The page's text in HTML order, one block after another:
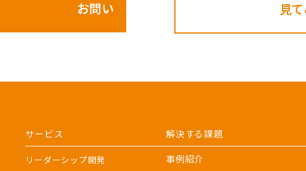
お問い合わせ
サービス
リーダーシップ開発
解決する課題
事例紹介